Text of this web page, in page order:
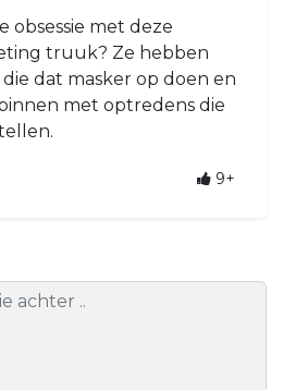
obsessie met deze
truuk? Ze hebben
dat masker op doen en
met optredens die
9+